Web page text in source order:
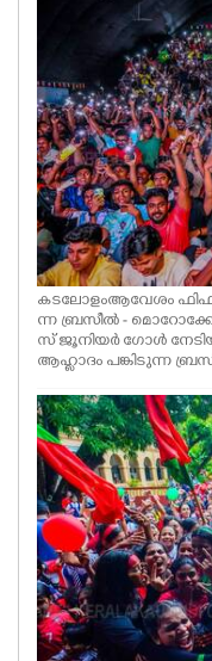
കടലോളം ആവേശം
ന്ന ബ്രസീൽ -
സ് ജൂനിയർ ഗോൾ
ആഹ്ലാദം പങ്കിടുന്ന